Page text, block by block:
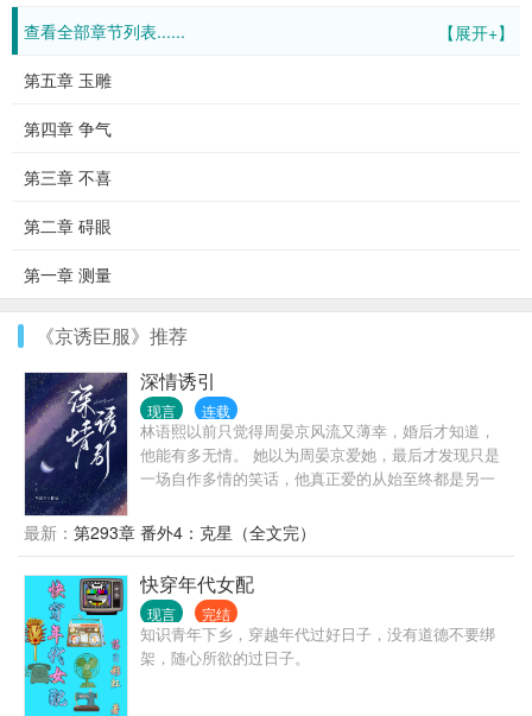
【展开+】
查看全部章节列表......
第五章 玉雕
第四章 争气
第三章 不喜
第二章 碍眼
第一章 测量
《京诱臣服》推荐
深情诱引
现言 连载
林语熙以前只觉得周晏京风流又薄幸，婚后才知道，
他能有多无情。 她以为周晏京爱她，最后才发现只是
一场自作多情的笑话，他真正爱的从始至终都是另一
婚协议上签好名字，不作纠缠。 * 所有人都以为周晏
京不爱林语熙，离婚是板上钉钉的事，只等离婚就会
跟青梅竹马的前女友复合。 可后来，迟迟没等到他离
婚，倒是被人撞见， 一身矜贵高不可攀的周二公子，
在一个女人面前低头下跪，抵着她手指，哑声哀
求：“林语熙，你能不能再爱我一次？”
最新： 第293章 番外4：克星（全文完）
快穿年代女配
现言 完结
知识青年下乡，穿越年代过好日子，没有道德不要绑
架，随心所欲的过日子。